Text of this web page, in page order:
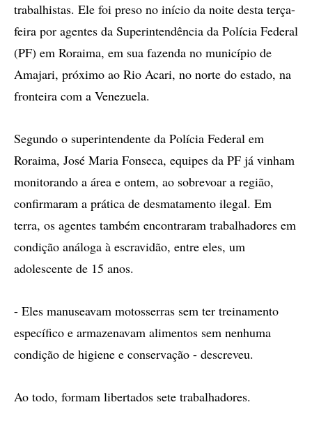
trabalhistas. Ele foi preso no início da noite desta terça-
feira por agentes da Superintendência da Polícia Federal
(PF) em Roraima, em sua fazenda no município de
Amajari, próximo ao Rio Acari, no norte do estado, na
fronteira com a Venezuela.
Segundo o superintendente da Polícia Federal em
Roraima, José Maria Fonseca, equipes da PF já vinham
monitorando a área e ontem, ao sobrevoar a região,
confirmaram a prática de desmatamento ilegal. Em
terra, os agentes também encontraram trabalhadores em
condição análoga à escravidão, entre eles, um
adolescente de 15 anos.
- Eles manuseavam motosserras sem ter treinamento
específico e armazenavam alimentos sem nenhuma
condição de higiene e conservação - descreveu.
Ao todo, formam libertados sete trabalhadores.